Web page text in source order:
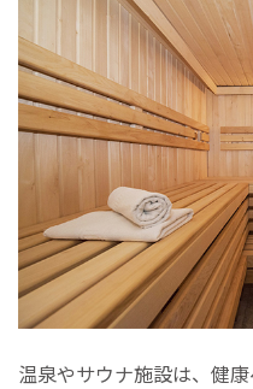
温泉やサウナ施設は、健